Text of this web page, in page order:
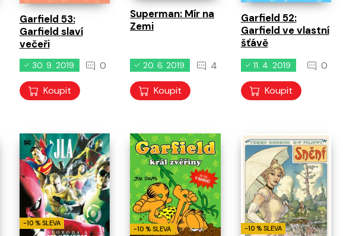
Garfield 53:
Garfield slaví
večeři
30. 9. 2019
0
Koupit
Superman: Mír na
Zemi
20. 6. 2019
4
Koupit
Garfield 52:
Garfield ve vlastní
šťávě
11. 4. 2019
0
Koupit
-10 % SLEVA
-10 % SLEVA -10 % SLEVA